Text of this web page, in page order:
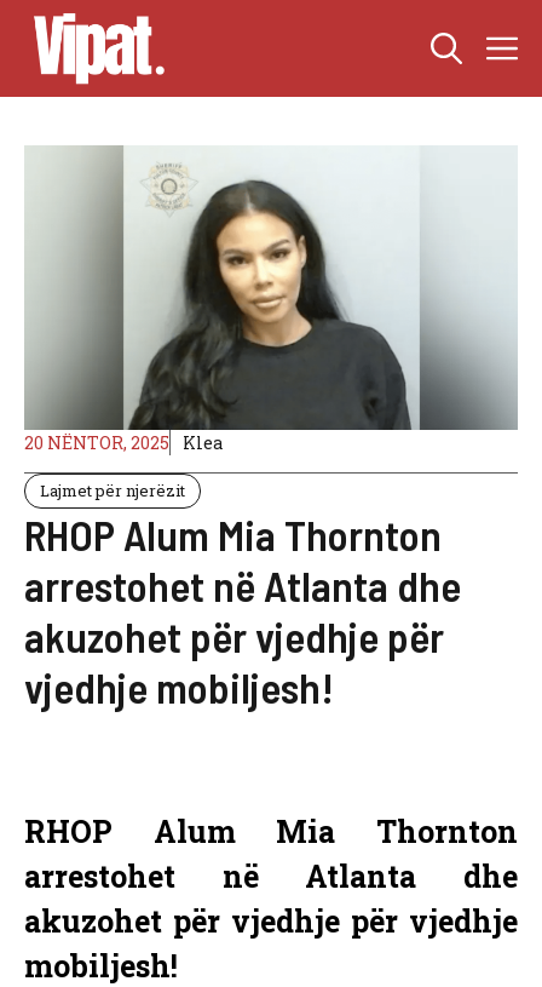
Skip
content
20 NËNTOR, 2025 Klea
Lajmet për njerëzit
RHOP Alum Mia Thornton
arrestohet në Atlanta dhe
akuzohet për vjedhje për
vjedhje mobiljesh!
RHOP Alum Mia Thornton
arrestohet në Atlanta dhe
akuzohet për vjedhje për vjedhje
mobiljesh!